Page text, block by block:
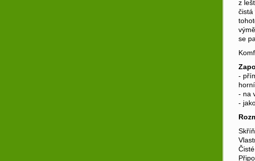
z
čistá
se
-
- na
-